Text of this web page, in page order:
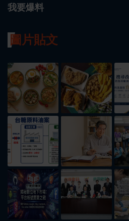
我要爆料
圖片貼文